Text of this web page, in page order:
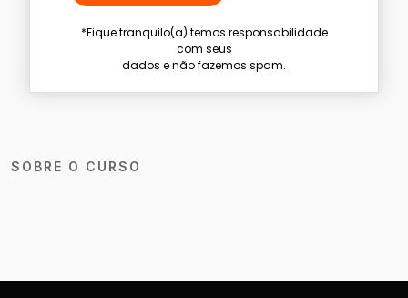
SOBRE O CURSO
*Fique tranquilo(a) temos responsabilidade
com seus
dados e não fazemos spam.